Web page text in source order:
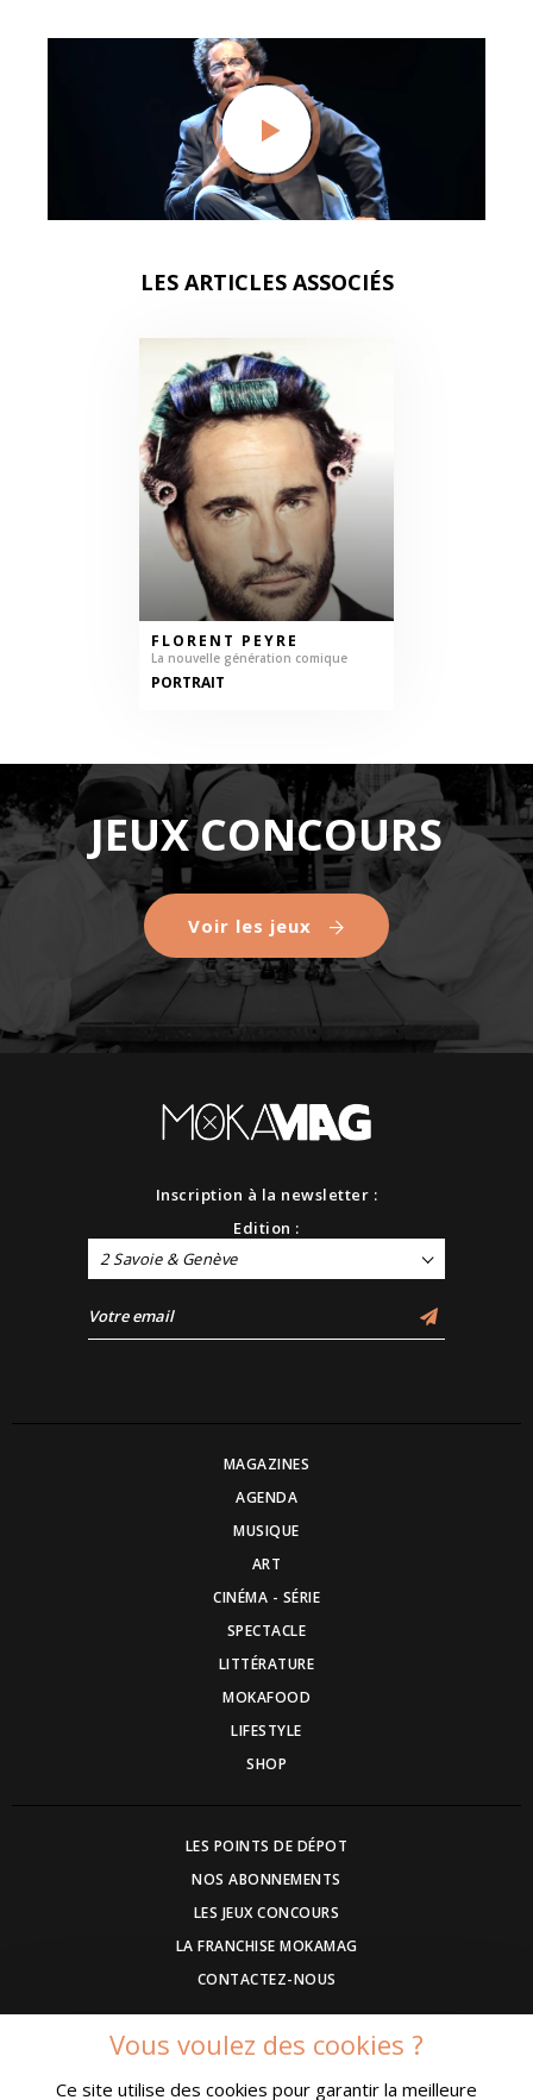
LES ARTICLES ASSOCIÉS
FLORENT PEYRE
La nouvelle génération comique
PORTRAIT
JEUX CONCOURS
Voir les jeux
Inscription à la newsletter :
Edition :
2 Savoie & Genève
MAGAZINES
AGENDA
MUSIQUE
ART
CINÉMA - SÉRIE
SPECTACLE
LITTÉRATURE
MOKAFOOD
LIFESTYLE
SHOP
LES POINTS DE DÉPOT
NOS ABONNEMENTS
LES JEUX CONCOURS
LA FRANCHISE MOKAMAG
CONTACTEZ-NOUS
DEVENEZ ANNONCEUR
COMMUNIQUEZ UN EVENEMENT
Vous voulez des cookies ?
Ce site utilise des cookies pour garantir la meilleure